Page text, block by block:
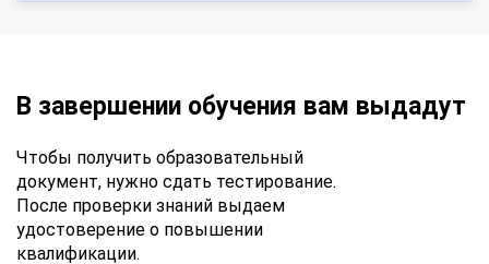
В завершении обучения вам выдадут
Чтобы получить образовательный
документ, нужно сдать тестирование.
После проверки знаний выдаем
удостоверение о повышении
квалификации.